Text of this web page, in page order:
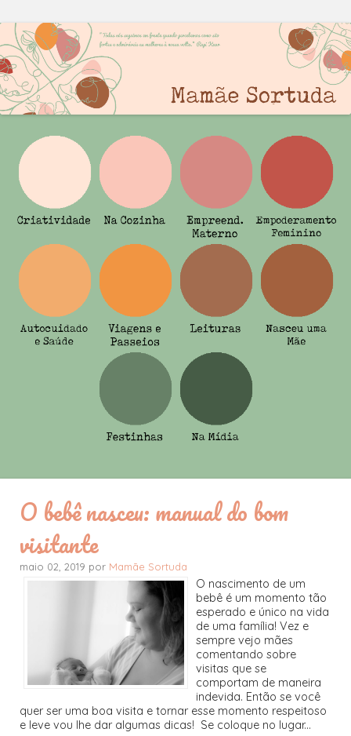
O bebê nasceu: manual do bom
visitante
maio 02, 2019 por Mamãe Sortuda
O nascimento de um
bebê é um momento tão
esperado e único na vida
de uma família! Vez e
sempre vejo mães
comentando sobre
visitas que se
comportam de maneira
indevida. Então se você
quer ser uma boa visita e tornar esse momento respeitoso
e leve vou lhe dar algumas dicas! Se coloque no lugar...